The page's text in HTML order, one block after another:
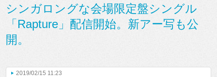
シンガロングな会場限定盤シングル
「Rapture」配信開始。新アー写も公
開。
2019/02/15 11:23